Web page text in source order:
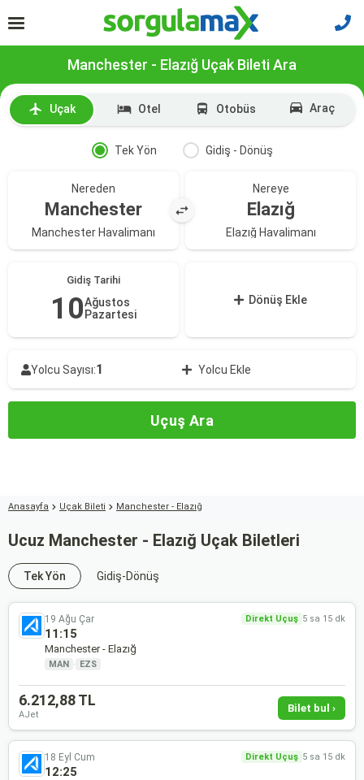
Manchester - Elazığ Uçak Bileti Ara
Uçak Otel Otobüs Araç
Tek Yön Gidiş - Dönüş
Nereden
Manchester
Manchester Havalimanı
Nereye
Elazığ
Elazığ Havalimanı
Gidiş Tarihi
10Ağustos
Pazartesi
Dönüş Ekle
Yolcu Sayısı:1 Yolcu Ekle
Uçuş Ara
Anasayfa Uçak Bileti Manchester - Elazığ
Ucuz Manchester - Elazığ Uçak Biletleri
Tek Yön Gidiş-Dönüş
19 Ağu Çar Direkt Uçuş 5 sa 15 dk
11:15
Manchester - Elazığ
MAN · EZS
6.212,88 TL
AJet
Bilet bul ›
18 Eyl Cum Direkt Uçuş 5 sa 15 dk
12:25